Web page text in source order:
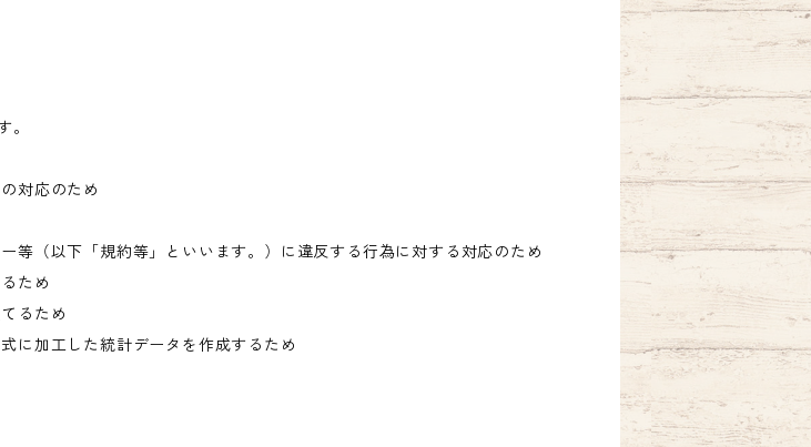
。
対応のため
等（以下「規約等」といいます。）に違反する行為に対する対応のため
ため
るため
に加工した統計データを作成するため